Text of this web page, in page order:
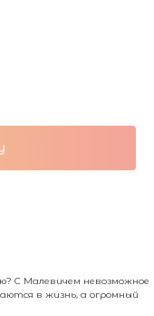
С Малевичем невозможное
в жизнь, а огромный